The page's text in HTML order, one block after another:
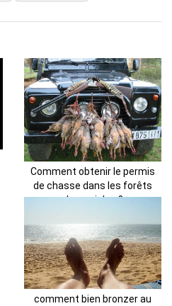
Comment obtenir le permis
de chasse dans les forêts
domaniales ?
comment bien bronzer au